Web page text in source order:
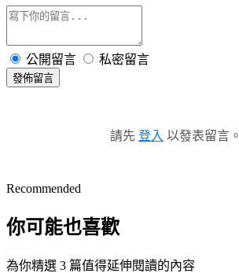
公開留言 私密留言
發佈留言
請先 登入 以發表留言。
Recommended
你可能也喜歡
為你精選 3 篇值得延伸閱讀的內容